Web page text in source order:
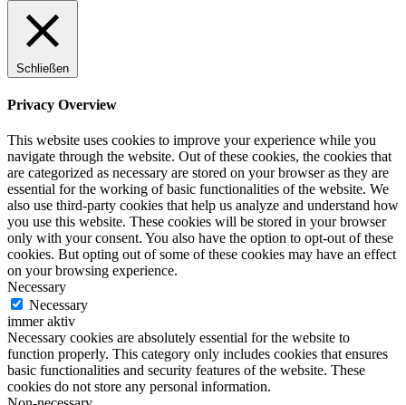
Schließen
Privacy Overview
This website uses cookies to improve your experience while you
navigate through the website. Out of these cookies, the cookies that
are categorized as necessary are stored on your browser as they are
essential for the working of basic functionalities of the website. We
also use third-party cookies that help us analyze and understand how
you use this website. These cookies will be stored in your browser
only with your consent. You also have the option to opt-out of these
cookies. But opting out of some of these cookies may have an effect
on your browsing experience.
Necessary
Necessary
immer aktiv
Necessary cookies are absolutely essential for the website to
function properly. This category only includes cookies that ensures
basic functionalities and security features of the website. These
cookies do not store any personal information.